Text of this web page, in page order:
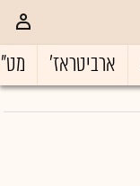
ארביטראז'